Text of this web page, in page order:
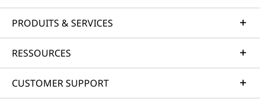
PRODUITS & SERVICES
RESSOURCES
CUSTOMER SUPPORT